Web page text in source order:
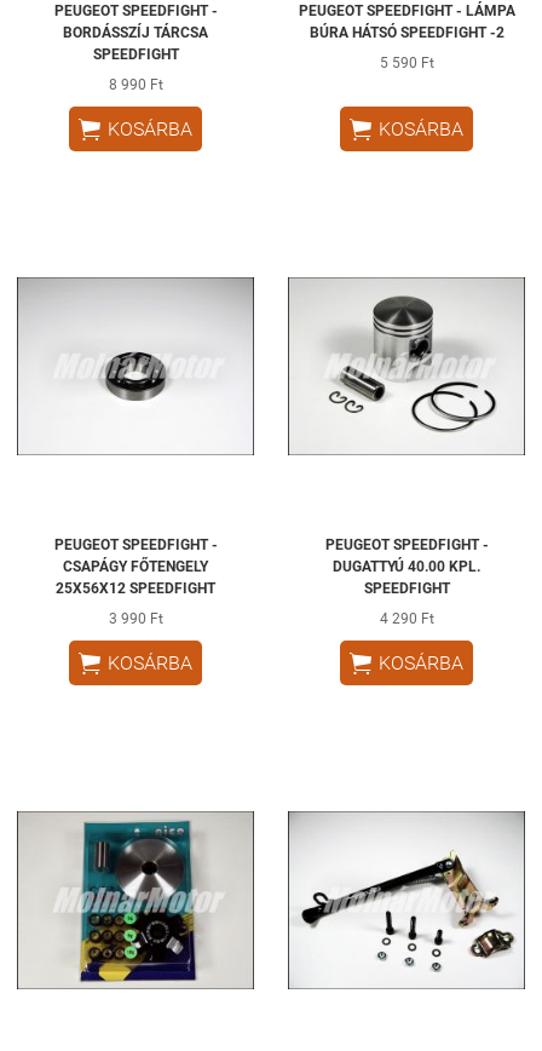
PEUGEOT SPEEDFIGHT -
BORDÁSSZÍJ TÁRCSA
SPEEDFIGHT
8 990 Ft
 KOSÁRBA
PEUGEOT SPEEDFIGHT - LÁMPA
BÚRA HÁTSÓ SPEEDFIGHT -2
5 590 Ft
 KOSÁRBA
PEUGEOT SPEEDFIGHT -
CSAPÁGY FŐTENGELY
25X56X12 SPEEDFIGHT
3 990 Ft
 KOSÁRBA
PEUGEOT SPEEDFIGHT -
DUGATTYÚ 40.00 KPL.
SPEEDFIGHT
4 290 Ft
 KOSÁRBA